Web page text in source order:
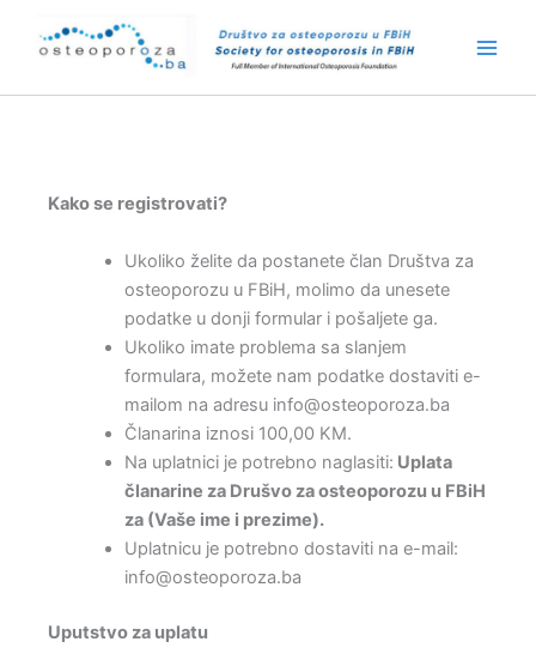
Kako se registrovati?
Ukoliko želite da postanete član Društva za
osteoporozu u FBiH, molimo da unesete
podatke u donji formular i pošaljete ga.
Ukoliko imate problema sa slanjem
formulara, možete nam podatke dostaviti e-
mailom na adresu info@osteoporoza.ba
Članarina iznosi 100,00 KM.
Na uplatnici je potrebno naglasiti: Uplata
članarine za Drušvo za osteoporozu u FBiH
za (Vaše ime i prezime).
Uplatnicu je potrebno dostaviti na e-mail:
info@osteoporoza.ba
Uputstvo za uplatu